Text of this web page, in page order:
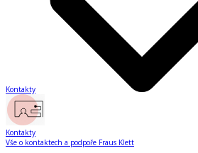
Kontakty
Kontakty
Vše o kontaktech a podpoře Fraus Klett